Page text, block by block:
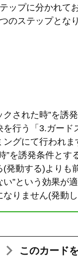
ップに分かれて
のステップとなり
クされた時”を誘
行う「3.ガー
グにて行われま
”を誘発条件と
発動する)よりも
”という効果が
りません(発動し
このカード